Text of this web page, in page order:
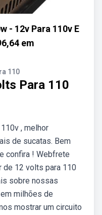
- 12v Para 110v E
em
110
Para 110
, melhor
de sucatas. Bem
confira ! Webfrete
de 12 volts para 110
sobre nossas
milhões de
mostrar um circuito